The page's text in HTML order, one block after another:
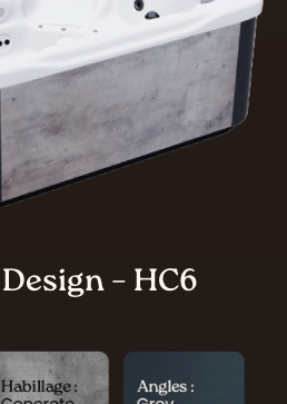
– HC6